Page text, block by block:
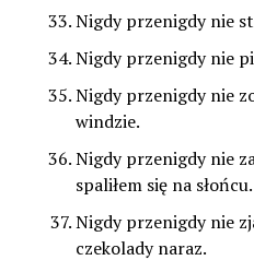
Nigdy przenigdy nie
Nigdy przenigdy nie
Nigdy przenigdy nie
windzie.
Nigdy przenigdy nie
spaliłem się na słońcu.
Nigdy przenigdy nie
czekolady naraz.